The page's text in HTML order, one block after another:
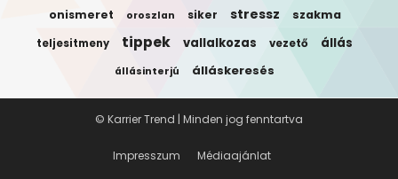
onismeret oroszlan siker stressz szakma
teljesitmeny tippek vallalkozas vezető állás
állásinterjú álláskeresés
Impresszum
Médiaajánlat
© Karrier Trend | Minden jog fenntartva